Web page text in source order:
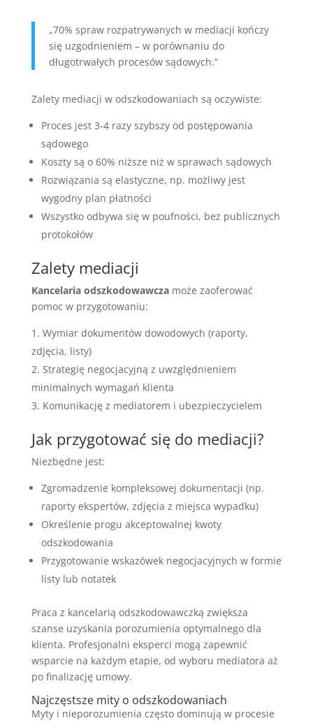
„70% spraw rozpatrywanych w mediacji kończy
się uzgodnieniem – w porównaniu do
długotrwałych procesów sądowych.”
Zalety mediacji w odszkodowaniach są oczywiste:
Proces jest 3-4 razy szybszy od postępowania
sądowego
Koszty są o 60% niższe niż w sprawach sądowych
Rozwiązania są elastyczne, np. możliwy jest
wygodny plan płatności
Wszystko odbywa się w poufności, bez publicznych
protokołów
Zalety mediacji
Kancelaria odszkodowawczamoże zaoferować
pomoc w przygotowaniu:
Wymiar dokumentów dowodowych (raporty,
zdjęcia, listy)
Strategię negocjacyjną z uwzględnieniem
minimalnych wymagań klienta
Komunikację z mediatorem i ubezpieczycielem
Jak przygotować się do mediacji?
Niezbędne jest:
Zgromadzenie kompleksowej dokumentacji (np.
raporty ekspertów, zdjęcia z miejsca wypadku)
Określenie progu akceptowalnej kwoty
odszkodowania
Przygotowanie wskazówek negocjacyjnych w formie
listy lub notatek
Praca z kancelarią odszkodowawczką zwiększa
szanse uzyskania porozumienia optymalnego dla
klienta. Profesjonalni eksperci mogą zapewnić
wsparcie na każdym etapie, od wyboru mediatora aż
po finalizację umowy.
Najczęstsze mity o odszkodowaniach
Myty i nieporozumienia często dominują w procesie